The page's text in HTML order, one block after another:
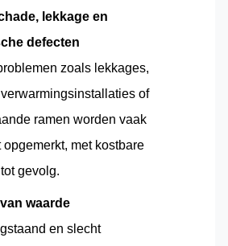
lekkage en
defecten
zoals lekkages,
of
ramen worden vaak
opgemerkt, met kostbare
gevolg.
waarde
en slecht